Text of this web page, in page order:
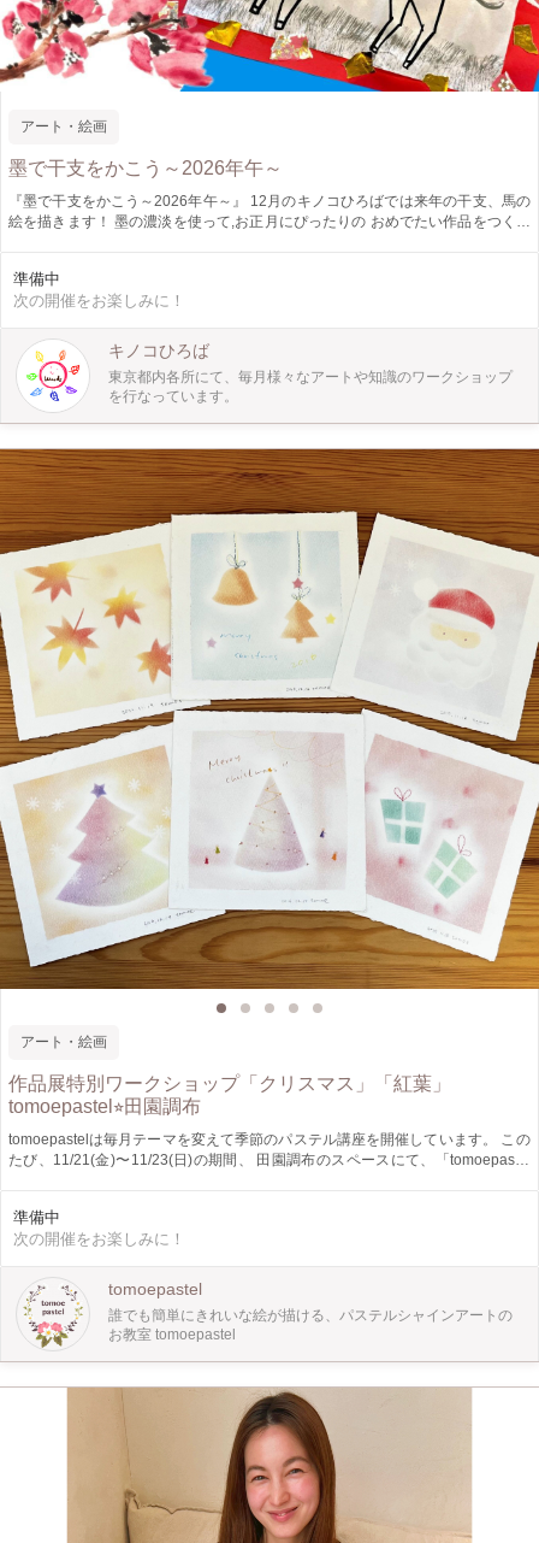
アート・絵画
墨で干支をかこう～2026年午～
『墨で干支をかこう～2026年午～』 12月のキノコひろばでは来年の干支、馬の
絵を描きます！ 墨の濃淡を使って,お正月にぴったりの おめでたい作品をつくり
定期的に開催しています。 親子で、お友達と、小学生以上のお子さまならもち
ろん一人でも！ 自然やアートと触れ合えるキノコひろばにぜひ遊びにきてくだ
準備中
次の開催をお楽しみに！
キノコひろば
東京都内各所にて、毎月様々なアートや知識のワークショップ
を行なっています。
アート・絵画
作品展特別ワークショップ「クリスマス」「紅葉」
tomoepastel⭐︎田園調布
tomoepastelは毎月テーマを変えて季節のパステル講座を開催しています。 この
たび、11/21(金)〜11/23(日)の期間、 田園調布のスペースにて、「tomoepastel
所要時間は60分、1枚の作品を仕上げていただきます。 当日会場にて参加受付も
いたしますが、ご予約優先ですのでご興味ある方はご予約のうえご来場くださ
運びいただけますとうれしいです。 ＜展示会概要＞ 日時：2025/11/21(金)〜
11/23(日) 時間：10:00〜17:00（最終日は12:00まで） 場所：la chambre de
Chipie（ラ・シャンブル デ シピ） 東急東横線・東急目黒線 田園調布駅
徒歩2分 ＜作品展特別ワークショップ＞ ① 2025年11月22日(土)10:00〜11:00 ②
2025年11月22日(土)14:00〜15:00 他、随時 「クリスマス」もしくは「紅葉」の
作品を1枚ご作成いただきます。 ※会期中は随時体験ワークショップを開催して
おります（事前予約制のワークショップ開催時間帯をのぞく）。設定のお時間に
ご都合がつかない場合も、ぜひ個別にお問合せください。 ★★★ご確認くださ
い★★★ 本講座は、11/21(金)〜11/23(日)開催の、「tomoepastel 生徒さんと講
師の作品展」会場内でのワークショップとなります。毎月の季節のパステル講
座、葉祥明さんの絵を描く講座の作品を多数展示いたします。ワークショップ開
催中も展示会場を開放しておりますので、他のお客さまがいらっしゃる可能性が
ありますこと、ご了承いただいた上でお申し込みください。 ＋＋＋＋ 誰でも簡
準備中
次の開催をお楽しみに！
tomoepastel
誰でも簡単にきれいな絵が描ける、パステルシャインアートの
お教室 tomoepastel